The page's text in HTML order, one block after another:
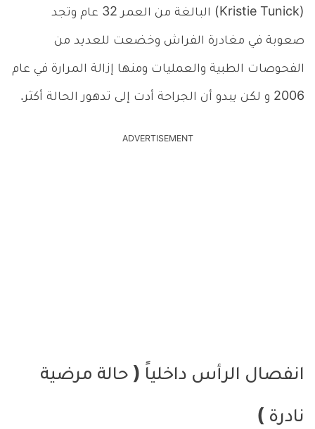
(Kristie Tunick) البالغة من العمر 32 عام وتجد
صعوبة في مغادرة الفراش وخضعت للعديد من
الفحوصات الطبية والعمليات ومنها إزالة المرارة في عام
2006 و لكن يبدو أن الجراحة أدت إلى تدهور الحالة أكثر.
ADVERTISEMENT
انفصال الرأس داخلياً ( حالة مرضية
نادرة )